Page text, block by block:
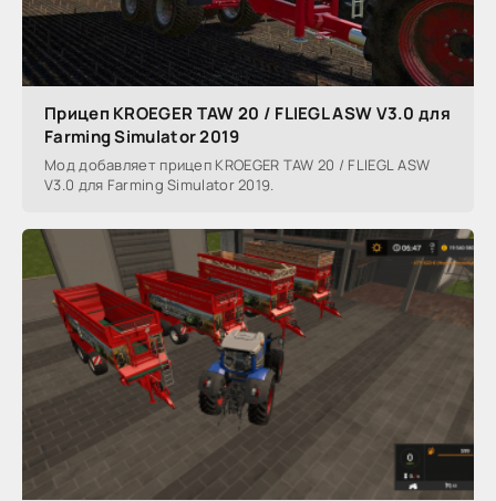
Прицеп KROEGER TAW 20 / FLIEGL ASW V3.0 для
Farming Simulator 2019
Мод добавляет прицеп KROEGER TAW 20 / FLIEGL ASW
V3.0 для Farming Simulator 2019.